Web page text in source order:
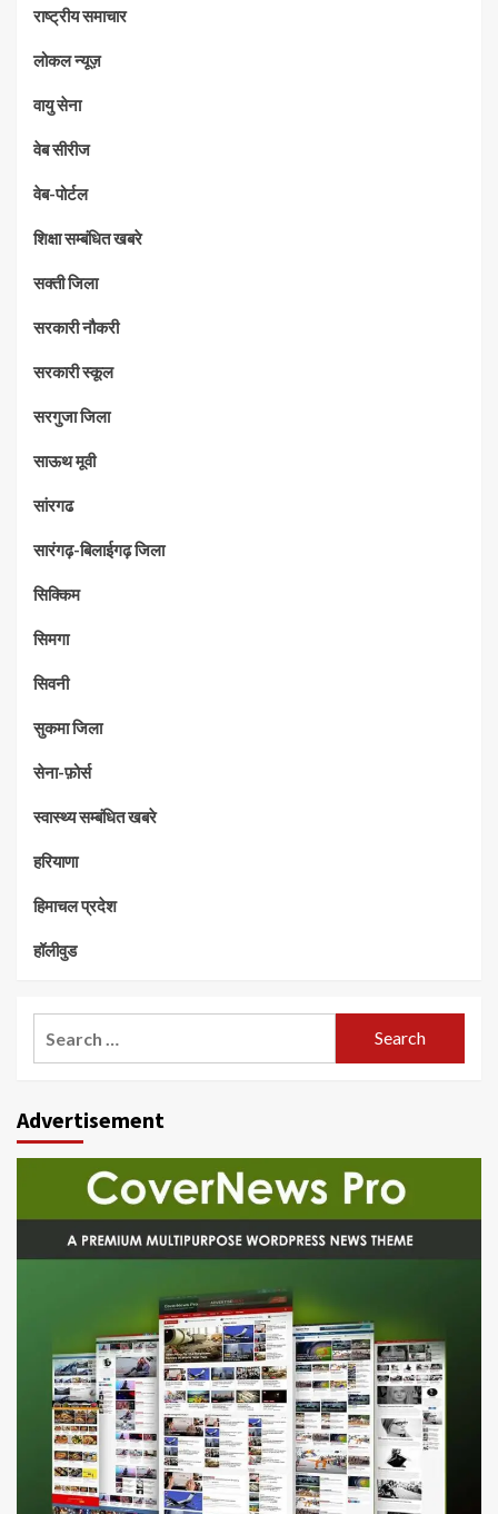
राष्ट्रीय समाचार
लोकल न्यूज़
वायु सेना
वेब सीरीज
वेब-पोर्टल
शिक्षा सम्बंधित खबरे
सक्ती जिला
सरकारी नौकरी
सरकारी स्कूल
सरगुजा जिला
साऊथ मूवी
सांरगढ
सारंगढ़-बिलाईगढ़ जिला
सिक्किम
सिमगा
सिवनी
सुकमा जिला
सेना-फ़ोर्स
स्वास्थ्य सम्बंधित खबरे
हरियाणा
हिमाचल प्रदेश
हॉलीवुड
Advertisement